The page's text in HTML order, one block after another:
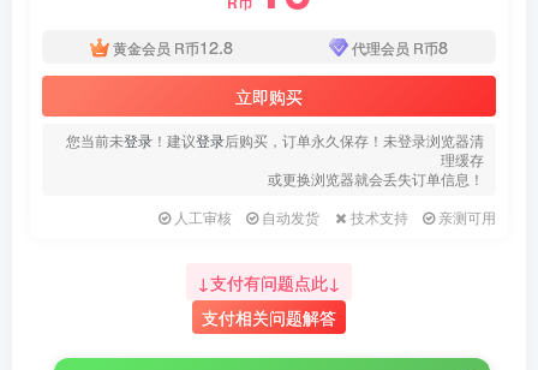
黄金会员 R币12.8 代理会员 R币8
立即购买
您当前未登录 ！建议登录后购买，订单永久保存！未登录浏览器清
理缓存
或更换浏览器就会丢失订单信息！
人工审核
自动发货 技术支持 亲测可用
↓支付有问题点此↓
支付相关问题解答